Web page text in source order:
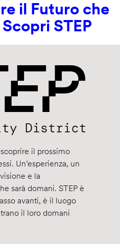
il Futuro che
STEP
il prossimo
Un’esperienza, un
e la
sarà domani. STEP è
avanti, è il luogo
il loro domani